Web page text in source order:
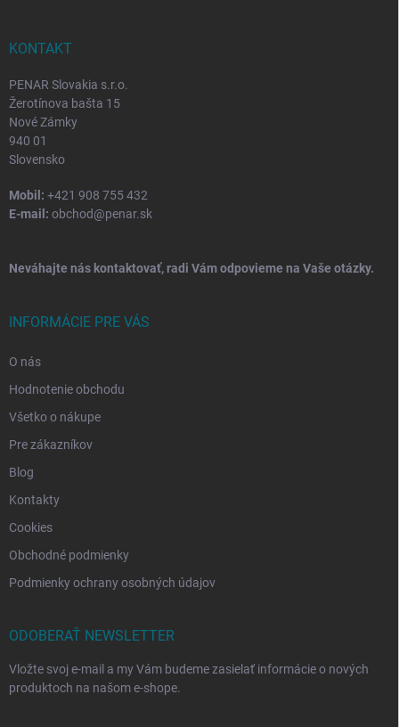
KONTAKT
PENAR Slovakia s.r.o.
Žerotínova bašta 15
Nové Zámky
940 01
Slovensko
Mobil: +421 908 755 432
E-mail: obchod@penar.sk
Neváhajte nás kontaktovať, radi Vám odpovieme na Vaše otázky.
INFORMÁCIE PRE VÁS
O nás
Hodnotenie obchodu
Všetko o nákupe
Pre zákazníkov
Blog
Kontakty
Cookies
Obchodné podmienky
Podmienky ochrany osobných údajov
ODOBERAŤ NEWSLETTER
Vložte svoj e-mail a my Vám budeme zasielať informácie o nových
produktoch na našom e-shope.